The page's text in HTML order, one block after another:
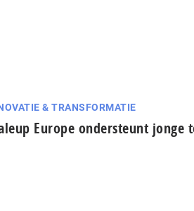
& TRANSFORMATIE
Europe ondersteunt jonge